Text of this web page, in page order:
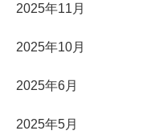
2025年11月
2025年10月
2025年6月
2025年5月